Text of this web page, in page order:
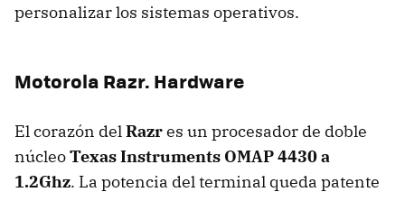
personalizar los sistemas operativos.
Motorola Razr. Hardware
El corazón delRazres un procesador de doble
núcleoTexas Instruments OMAP4430 a
1.2Ghz. La potencia del terminal queda patente